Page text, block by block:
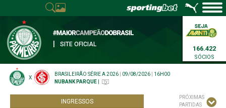
SITE OFICIAL
166.422
SÓCIOS
X
BRASILEIRÃO SÉRIE A 2026 09/08/2026
16H00
NUBANK PARQUE
INGRESSOS
PRÓXIMAS
PARTIDAS